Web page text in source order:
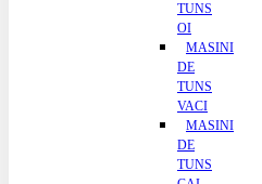
TUNS
OI
MASINI
DE
TUNS
VACI
MASINI
DE
TUNS